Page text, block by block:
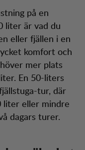
på en
liter är vad du
eller fjällen i en
komfort och
mer plats
En 50-liters
tur, där
liter eller mindre
dagars turer.